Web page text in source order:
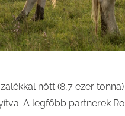
nőtt (8,7 ezer
A legfőbb partnerek